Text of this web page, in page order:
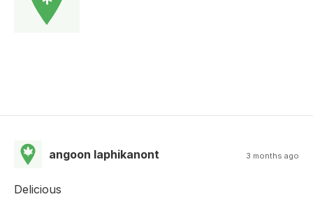
angoon laphikanont 3 months ago
Delicious